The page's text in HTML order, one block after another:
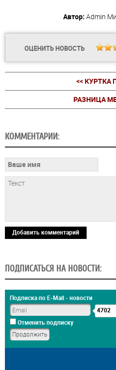
Автор: Admin
ОЦЕНИТЬ НОВОСТЬ
<< КУРТКА
РАЗНИЦА
КОММЕНТАРИИ:
Добавить комментарий
ПОДПИСАТЬСЯ НА НОВОСТИ:
Подписка по E-Mail - новости
4702
Отменить подписку